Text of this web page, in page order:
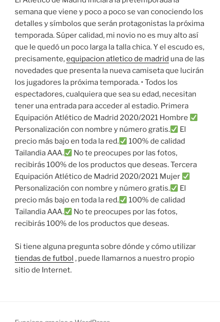
semana que viene y poco a poco se van conociendo los
detalles y símbolos que serán protagonistas la próxima
temporada. Súper calidad, mi novio no es muy alto así
que le quedó un poco larga la talla chica. Y el escudo es,
precisamente,equipacion atletico de madrid una de las
novedades que presenta la nueva camiseta que lucirán
los jugadores la próxima temporada. • Todos los
espectadores, cualquiera que sea su edad, necesitan
tener una entrada para acceder al estadio. Primera
Equipación Atlético de Madrid 2020/2021 Hombre
Personalización con nombre y número gratis.
El
precio más bajo en toda la red.
100% de calidad
Tailandia AAA.
No te preocupes por las fotos,
recibirás 100% de los productos que deseas. Tercera
Equipación Atlético de Madrid 2020/2021 Mujer
Personalización con nombre y número gratis.
El
precio más bajo en toda la red.
100% de calidad
Tailandia AAA.
No te preocupes por las fotos,
recibirás 100% de los productos que deseas.
Si tiene alguna pregunta sobre dónde y cómo utilizar
tiendas de futbol , puede llamarnos a nuestro propio
sitio de Internet.